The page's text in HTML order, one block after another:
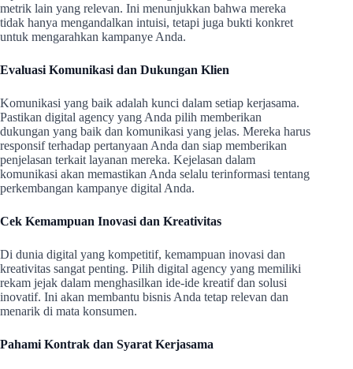
metrik lain yang relevan. Ini menunjukkan bahwa mereka
tidak hanya mengandalkan intuisi, tetapi juga bukti konkret
untuk mengarahkan kampanye Anda.
Evaluasi Komunikasi dan Dukungan Klien
Komunikasi yang baik adalah kunci dalam setiap kerjasama.
Pastikan digital agency yang Anda pilih memberikan
dukungan yang baik dan komunikasi yang jelas. Mereka harus
responsif terhadap pertanyaan Anda dan siap memberikan
penjelasan terkait layanan mereka. Kejelasan dalam
komunikasi akan memastikan Anda selalu terinformasi tentang
perkembangan kampanye digital Anda.
Cek Kemampuan Inovasi dan Kreativitas
Di dunia digital yang kompetitif, kemampuan inovasi dan
kreativitas sangat penting. Pilih digital agency yang memiliki
rekam jejak dalam menghasilkan ide-ide kreatif dan solusi
inovatif. Ini akan membantu bisnis Anda tetap relevan dan
menarik di mata konsumen.
Pahami Kontrak dan Syarat Kerjasama